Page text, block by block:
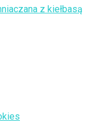
z kiełbasą